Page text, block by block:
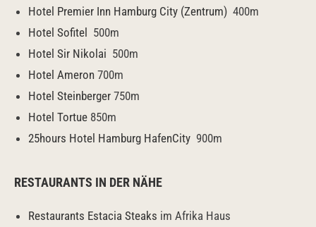
Hotel Premier Inn Hamburg City (Zentrum) 400m
Hotel Sofitel
500m
Hotel Sir Nikolai 500m
Hotel Ameron 700m
Hotel Steinberger 750m
Hotel Tortue 850m
25hours Hotel Hamburg HafenCity 900m
RESTAURANTS IN DER NÄHE
Restaurants Estacia Steaks im Afrika Haus